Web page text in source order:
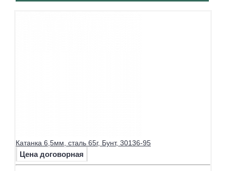
Катанка 6,5мм, сталь 65г, Бунт, 30136-95
Цена договорная